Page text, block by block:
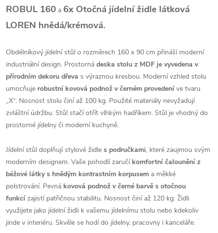
ROBUL 160 a 6x Otočná jídelní židle látková
LOREN hnědá/krémová.
Obdélníkový jídelní stůl o rozměrech 160 x 90 cm přináší moderní
industriální design. Prostorná deska stolu z MDF je vyvedena v
přírodním dekoru dřeva s výraznou kresbou. Moderní vzhled stolu
umocňuje robustní kovová podnož v černém provedení ve tvaru
„X“. Nosnost stolu činí až 100 kg. Použité materiály nevyžadují
zvláštní údržbu. Stůl stačí otřít vlhkým hadříkem. Stůl je vhodný do
prostorné jídelny či moderní kuchyně.
Jídelní stůl doplňují stylové židle s područkami, které zaujmou svým
moderním designem. Vaše pohodlí zaručí komfortní čalounění z
béžové látky s hnědým kontrastním korpusem a měkké
polstrování. Pevná kovová podnož v černé barvě s otočnou
funkcí zajistí patřičnou stabilitu. Nosnost činí až 120 kg. Židli
využijete jako jídelní židli k vašemu jídelnímu stolu nebo kdekoliv
jinde v interiéru. Skvěle se hodí do jídelny, pracovny i kanceláře.